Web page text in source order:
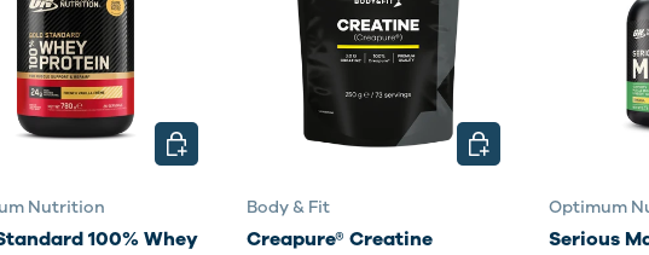
Nutrition
100% Whey
SCEGLI OPZIONI
Body & Fit
Creapure® Creatine
SCEGLI OPZIONI
Optimum
Serious